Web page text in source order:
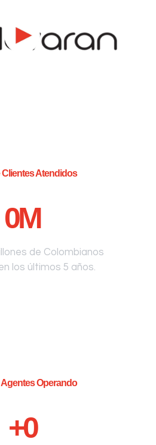
Clientes Atendidos
0M
de Colombianos
los últimos 5 años.
Agentes Operando
+0